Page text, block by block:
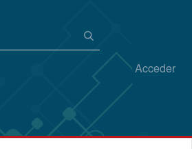
Acceder